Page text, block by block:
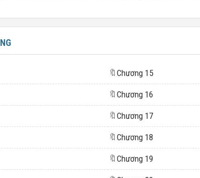
🔖 Chương 15
🔖 Chương 16
🔖 Chương 17
🔖 Chương 18
🔖 Chương 19